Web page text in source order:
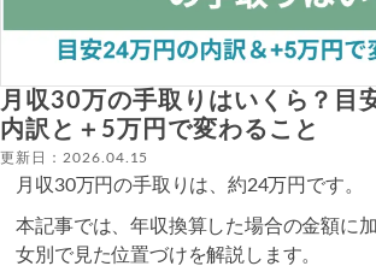
月収30万の手取りはいくら？目
内訳と＋5万円で変わること
更新日：2026.04.15
月収30万円の手取りは、約24万円です。
本記事では、年収換算した場合の金額に
女別で見た位置づけを解説します。